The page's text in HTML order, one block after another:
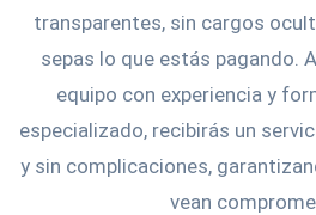
transparentes, sin cargos
sepas lo que estás pagando.
equipo con experiencia y
especializado, recibirás un
y sin complicaciones,
vean